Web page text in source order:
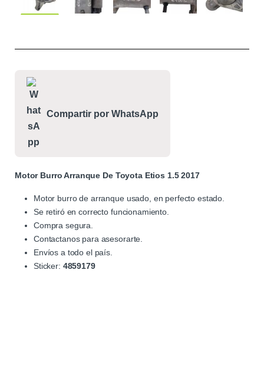
Compartir por WhatsApp
Motor Burro Arranque De Toyota Etios 1.5 2017
Motor burro de arranque usado, en perfecto estado.
Se retiró en correcto funcionamiento.
Compra segura.
Contactanos para asesorarte.
Envíos a todo el país.
Sticker: 4859179